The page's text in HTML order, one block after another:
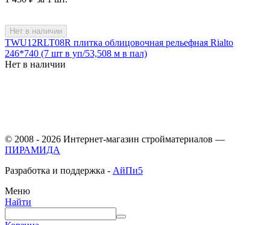
Нет в наличии
TWU12RLT08R плитка облицовочная рельефная Rialto
246*740 (7 шт в уп/53,508 м в пал)
Нет в наличии
© 2008 - 2026 Интернет-магазин стройматериалов —
ПИРАМИДА
Разработка и поддержка - АйПи5
Меню
Найти